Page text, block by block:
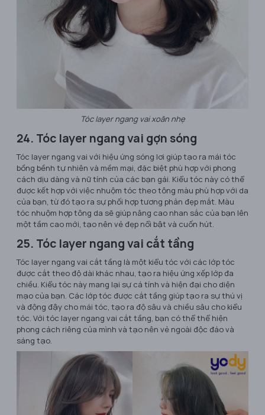
Tóc layer ngang vai xoăn nhẹ
24. Tóc layer ngang vai gợn sóng
Tóc layer ngang vai với hiệu ứng sóng lơi giúp tạo ra mái tóc
bồng bềnh tự nhiên và mềm mại, đặc biệt phù hợp với phong
cách dịu dàng và nữ tính của các bạn gái. Kiểu tóc này có thể
được kết hợp với việc nhuộm tóc theo tông màu phù hợp với da
của bạn, từ đó tạo ra sự phối hợp tương phản đẹp mắt. Màu
tóc nhuộm hợp tông da sẽ giúp nâng cao nhan sắc của bạn lên
một tầm cao mới, tạo nên vẻ đẹp nổi bật và cuốn hút.
25. Tóc layer ngang vai cắt tầng
Tóc layer ngang vai cắt tầng là một kiểu tóc với các lớp tóc
được cắt theo độ dài khác nhau, tạo ra hiệu ứng xếp lớp đa
chiều. Kiểu tóc này mang lại sự cá tính và hiện đại cho diện
mạo của bạn. Các lớp tóc được cắt tầng giúp tạo ra sự thú vị
và động đậy cho mái tóc, tạo ra độ sâu và chiều sâu cho kiểu
tóc. Với tóc layer ngang vai cắt tầng, bạn có thể thể hiện
phong cách riêng của mình và tạo nên vẻ ngoài độc đáo và
sáng tạo.